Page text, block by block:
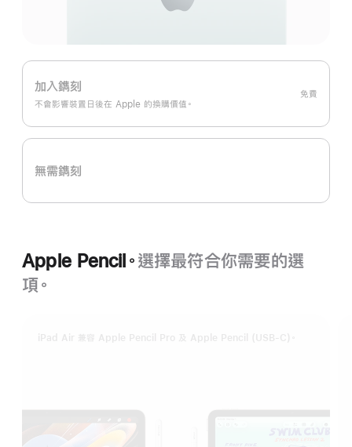
加入鐫刻
不會影響裝置日後在 Apple 的換購價值。
免費
無需鐫刻
Apple Pencil。 選擇最符合你需要的選
項。